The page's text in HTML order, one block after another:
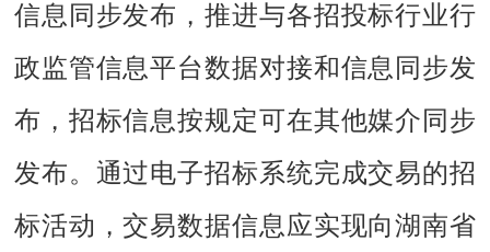
信息同步发布，推进与各招投标行业行
政监管信息平台数据对接和信息同步发
布，招标信息按规定可在其他媒介同步
发布。通过电子招标系统完成交易的招
标活动，交易数据信息应实现向湖南省